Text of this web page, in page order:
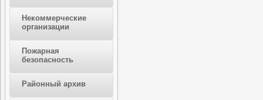
Некоммерческие
организации
Пожарная
безопасность
Районный архив